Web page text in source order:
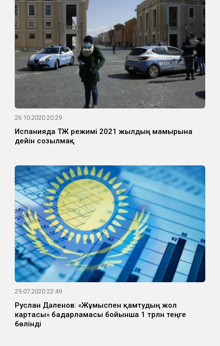
26.10.2020 20:29
Испанияда ТЖ режимі 2021 жылдың мамырына
дейін созылмақ
29.07.2020 22:49
Руслан Дәленов: «Жұмыспен қамтудың жол
картасы» бағдарламасы бойынша 1 трлн теңге
бөлінді